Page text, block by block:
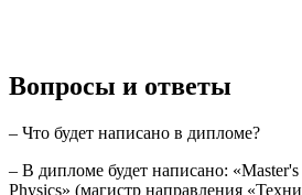
Вопросы и ответы
– Что будет написано в дипломе?
– В дипломе будет написано:
Physics» (магистр направления